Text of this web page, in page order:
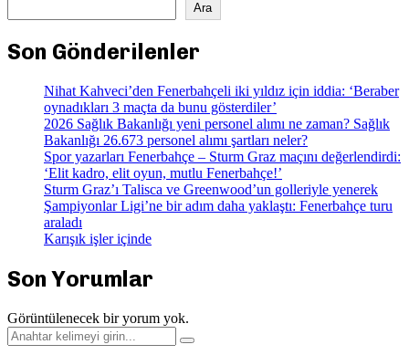
Ara
Son Gönderilenler
Nihat Kahveci’den Fenerbahçeli iki yıldız için iddia: ‘Beraber
oynadıkları 3 maçta da bunu gösterdiler’
2026 Sağlık Bakanlığı yeni personel alımı ne zaman? Sağlık
Bakanlığı 26.673 personel alımı şartları neler?
Spor yazarları Fenerbahçe – Sturm Graz maçını değerlendirdi:
‘Elit kadro, elit oyun, mutlu Fenerbahçe!’
Sturm Graz’ı Talisca ve Greenwood’un golleriyle yenerek
Şampiyonlar Ligi’ne bir adım daha yaklaştı: Fenerbahçe turu
araladı
Karışık işler içinde
Son Yorumlar
Görüntülenecek bir yorum yok.
Search
for:
Search